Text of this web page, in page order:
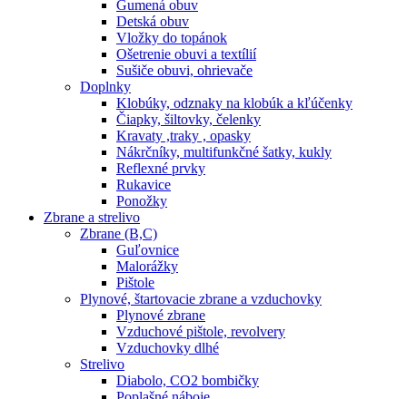
Gumená obuv
Detská obuv
Vložky do topánok
Ošetrenie obuvi a textílií
Sušiče obuvi, ohrievače
Doplnky
Klobúky, odznaky na klobúk a kľúčenky
Čiapky, šiltovky, čelenky
Kravaty ,traky , opasky
Nákrčníky, multifunkčné šatky, kukly
Reflexné prvky
Rukavice
Ponožky
Zbrane a strelivo
Zbrane (B,C)
Guľovnice
Malorážky
Pištole
Plynové, štartovacie zbrane a vzduchovky
Plynové zbrane
Vzduchové pištole, revolvery
Vzduchovky dlhé
Strelivo
Diabolo, CO2 bombičky